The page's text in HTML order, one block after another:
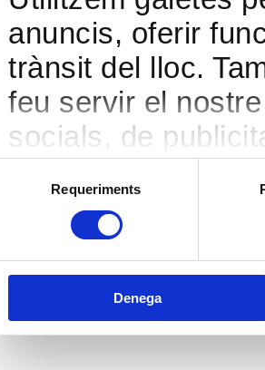
anuncis, oferir
trànsit del lloc.
feu servir el
socials, de
hàgiu
heu fet dels seus
consentiment
Requeriments
Denega